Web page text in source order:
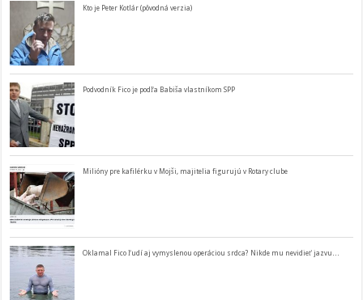
Kto je Peter Kotlár (pôvodná verzia)
Podvodník Fico je podľa Babiša vlastníkom SPP
Milióny pre kafilérku v Mojši, majitelia figurujú v Rotary clube
Oklamal Fico ľudí aj vymyslenou operáciou srdca? Nikde mu nevidieť jazvu…